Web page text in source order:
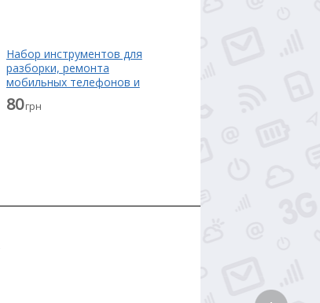
Набор инструментов для
разборки, ремонта
мобильных телефонов и
планшетов
80грн